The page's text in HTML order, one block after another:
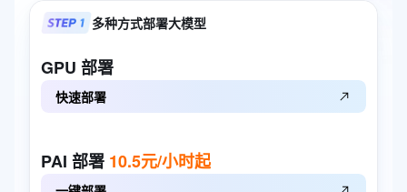
多种方式部署大模型
GPU 部署
快速部署
PAI 部署 10.5元/小时起